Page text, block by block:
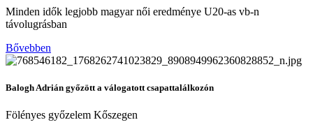
Minden idők legjobb magyar női eredménye U20-as vb-n
távolugrásban
Bővebben
Balogh Adrián győzött a válogatott csapattalálkozón
Fölényes győzelem Kőszegen